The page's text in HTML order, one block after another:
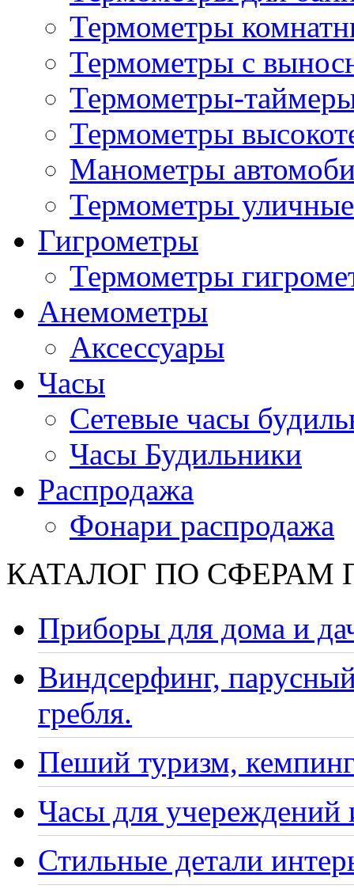
Термометры
Термометры с
Термометры-
Термометры
Манометры
Термометры уличные
Гигрометры
Термометры
Анемометры
Аксессуары
Часы
Сетевые часы
Часы Будильники
Распродажа
Фонари распродажа
КАТАЛОГ ПО СФЕРАМ
Приборы для дома и
Виндсерфинг,
гребля.
Пеший туризм,
Часы для учереждений
Стильные детали